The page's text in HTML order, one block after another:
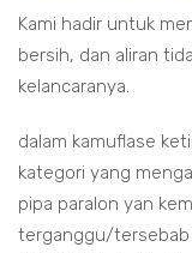
Kami hadir untuk
bersih, dan aliran
kelancaranya.
dalam kamuflase
kategori yang
pipa paralon yan
terganggu/tersebab